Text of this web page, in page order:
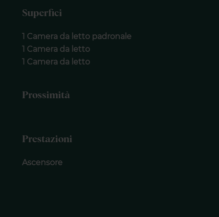
Superfici
1 Camera da letto padronale
1 Camera da letto
1 Camera da letto
Prossimità
Prestazioni
Ascensore